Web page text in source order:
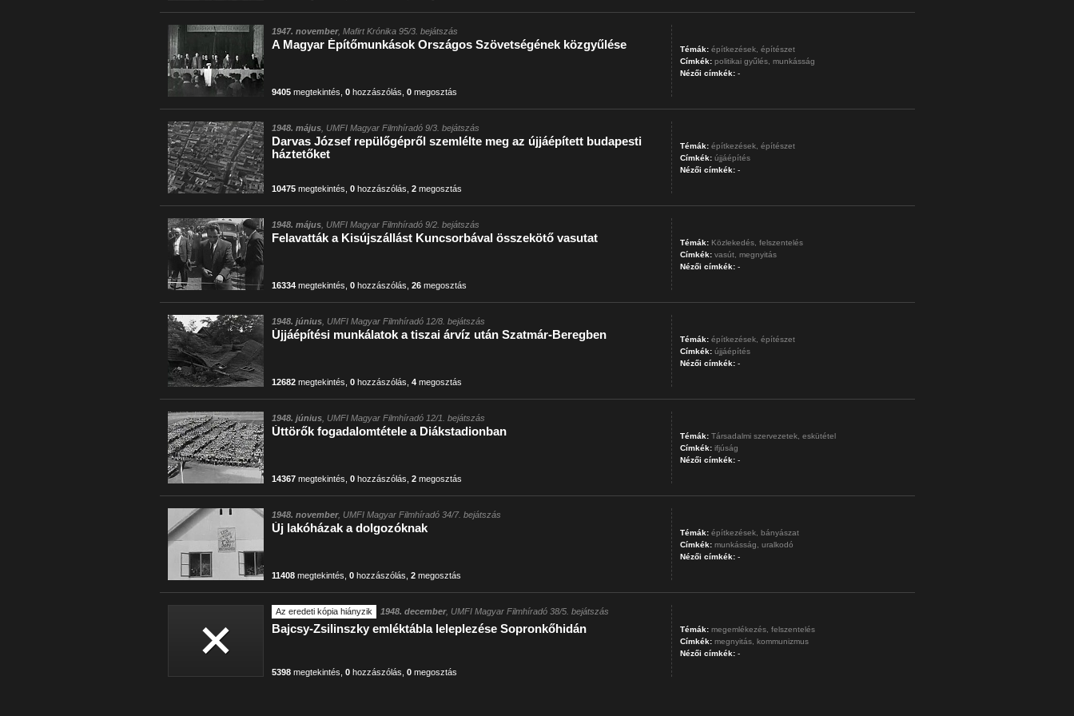
1947. november, Mafirt Krónika 95/3. bejátszás
A Magyar Építőmunkások Országos Szövetségének közgyűlése
9405megtekintés 0hozzászólás 0megosztás
Témák: építkezések, építészet
Címkék: politikai gyűlés, munkásság
Nézői címkék:-
1948. május, UMFI Magyar Filmhíradó 9/3. bejátszás
Darvas József repülőgépről szemlélte meg az újjáépített budapesti
háztetőket
10475megtekintés 0hozzászólás 2megosztás
Témák: építkezések, építészet
Címkék: újjáépítés
Nézői címkék:-
1948. május, UMFI Magyar Filmhíradó 9/2. bejátszás
Felavatták a Kisújszállást Kuncsorbával összekötő vasutat
16334megtekintés 0hozzászólás 26megosztás
Témák: Közlekedés, felszentelés
Címkék: vasút, megnyitás
Nézői címkék:-
1948. június, UMFI Magyar Filmhíradó 12/8. bejátszás
Újjáépítési munkálatok a tiszai árvíz után Szatmár-Beregben
12682megtekintés 0hozzászólás 4megosztás
Témák: építkezések, építészet
Címkék: újjáépítés
Nézői címkék:-
1948. június, UMFI Magyar Filmhíradó 12/1. bejátszás
Úttörők fogadalomtétele a Diákstadionban
14367megtekintés 0hozzászólás 2megosztás
Témák: Társadalmi szervezetek, eskütétel
Címkék: ifjúság
Nézői címkék:-
1948. november, UMFI Magyar Filmhíradó 34/7. bejátszás
Új lakóházak a dolgozóknak
11408megtekintés 0hozzászólás 2megosztás
Témák: építkezések, bányászat
Címkék: munkásság,
uralkodó
Nézői címkék:-
Az eredeti kópia hiányzik 1948. december, UMFI Magyar Filmhíradó 38/5. bejátszás
Bajcsy-Zsilinszky emléktábla leleplezése Sopronkőhidán
5398megtekintés 0hozzászólás 0megosztás
Témák: megemlékezés, felszentelés
Címkék: megnyitás, kommunizmus
Nézői címkék:-